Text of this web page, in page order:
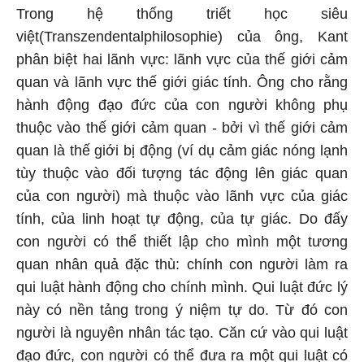
Trong hệ thống triết học siêu
việt(Transzendentalphilosophie) của ông, Kant
phân biệt hai lãnh vực: lãnh vực của thế giới cảm
quan và lãnh vực thế giới giác tính. Ông cho rằng
hành động đạo đức của con người không phụ
thuộc vào thế giới cảm quan - bởi vì thế giới cảm
quan là thế giới bị động (ví dụ cảm giác nóng lạnh
tùy thuộc vào đối tượng tác động lên giác quan
của con người) mà thuộc vào lãnh vực của giác
tính, của linh hoạt tự động, của tự giác. Do đấy
con người có thể thiết lập cho mình một tương
quan nhân quả đặc thù: chính con người làm ra
qui luật hành động cho chính mình. Qui luật đức lý
này có nền tảng trong ý niệm tự do. Từ đó con
người là nguyên nhân tác tạo. Căn cứ vào qui luật
đạo đức, con người có thể đưa ra một qui luật có